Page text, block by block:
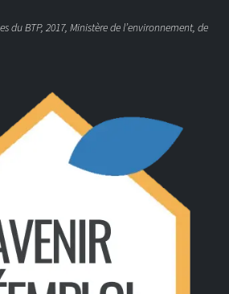
du BTP, 2017, Ministère de l’environnement, de